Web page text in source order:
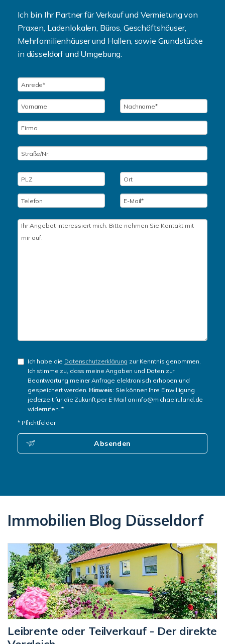
Ich bin Ihr Partner für Verkauf und Vermietung von
Praxen, Ladenlokalen, Büros, Geschäftshäuser,
Mehrfamilienhäuser und Hallen, sowie Grundstücke
in düsseldorf und Umgebung.
Ich habe die Datenschutzerklärung zur Kenntnis genommen.
Ich stimme zu, dass meine Angaben und Daten zur
Beantwortung meiner Anfrage elektronisch erhoben und
gespeichert werden. Hinweis: Sie können Ihre Einwilligung
jederzeit für die Zukunft per E-Mail an info@michaelruland.de
widerrufen. *
* Pflichtfelder
Absenden
Immobilien Blog Düsseldorf
Leibrente oder Teilverkauf - Der direkte